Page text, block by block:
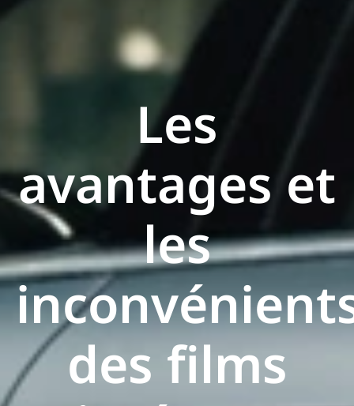
Les
avantages et
les
des films